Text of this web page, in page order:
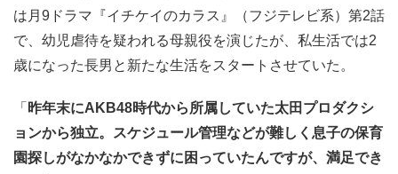
は月9ドラマ『イチケイのカラス』（フジテレビ系）第2話
で、幼児虐待を疑われる母親役を演じたが、私生活では2
歳になった長男と新たな生活をスタートさせていた。
「 昨年末にAKB48時代から所属していた太田プロダクシ
ョンから独立。スケジュール管理などが難しく息子の保育
園探しがなかなかできずに困っていたんですが、満足でき